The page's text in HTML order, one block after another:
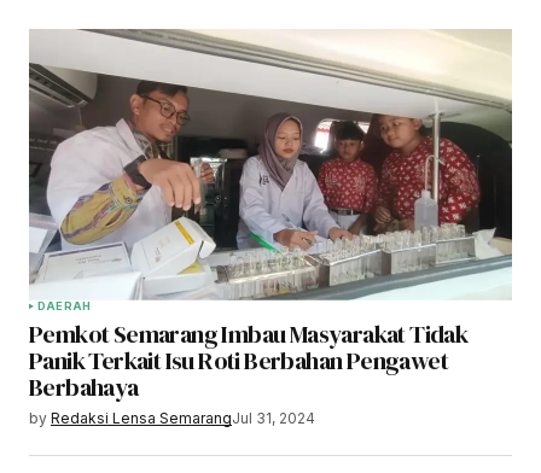
DAERAH
Pemkot Semarang Imbau Masyarakat Tidak
Panik Terkait Isu Roti Berbahan Pengawet
Berbahaya
by Redaksi Lensa SemarangJul 31, 2024